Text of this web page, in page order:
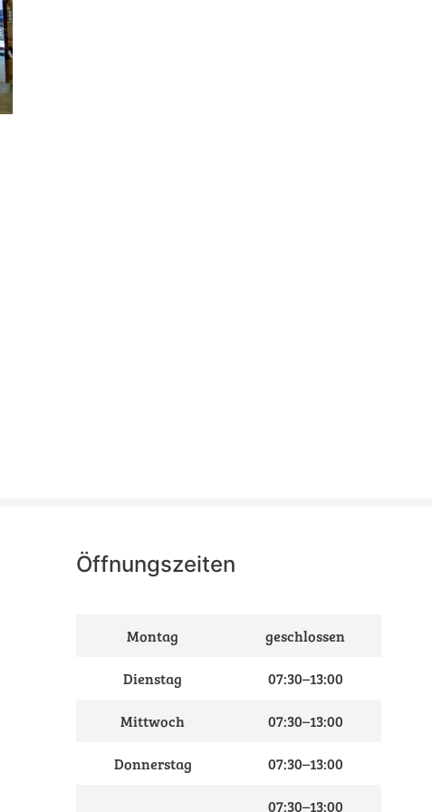
Öffnungszeiten
Montag geschlossen
Dienstag 07:30–13:00
Mittwoch 07:30–13:00
Donnerstag 07:30–13:00
07:30–13:00